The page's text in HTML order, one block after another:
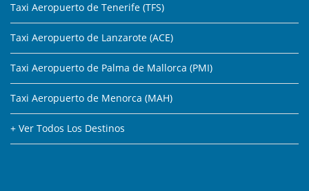
Taxi Aeropuerto de Tenerife (TFS)
Taxi Aeropuerto de Lanzarote (ACE)
Taxi Aeropuerto de Palma de Mallorca (PMI)
Taxi Aeropuerto de Menorca (MAH)
+ Ver Todos Los Destinos